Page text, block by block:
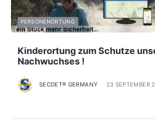
Kinderortung zum Schutze
Nachwuchses !
SECDET® GERMANY 23 SEPTEMBER
PERSONENORTUNG